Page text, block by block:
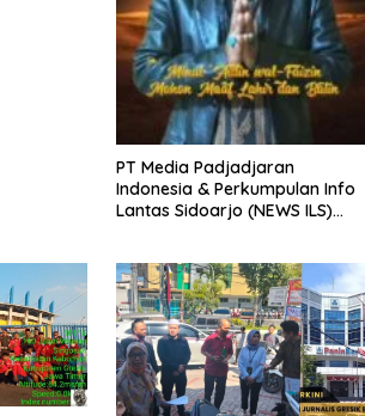
PT Media Padjadjaran
Indonesia & Perkumpulan Info
Lantas Sidoarjo (NEWS ILS)